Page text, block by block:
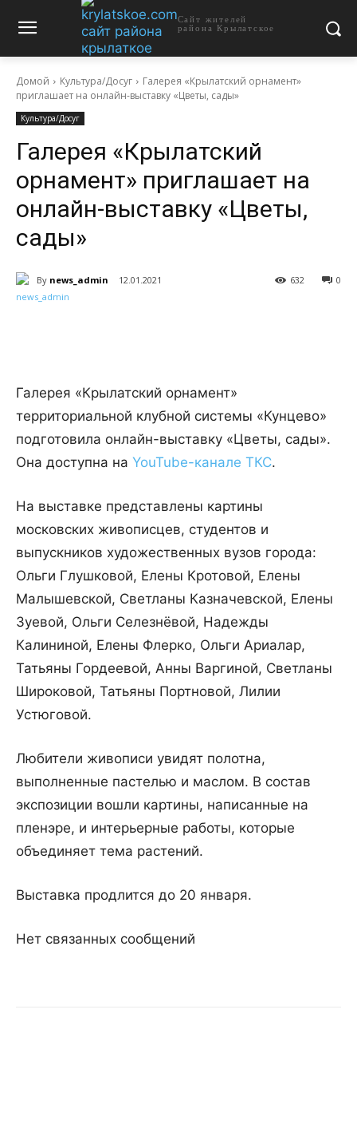
Сайт жителей
района Крылатское
Домой Культура/Досуг
Галерея «Крылатский орнамент»
приглашает на онлайн-выставку «Цветы, сады»
Культура/Досуг
Галерея «Крылатский
орнамент» приглашает на
онлайн-выставку «Цветы,
сады»
By news_admin 12.01.2021 0
632
Галерея «Крылатский орнамент»
территориальной клубной системы «Кунцево»
подготовила онлайн-выставку «Цветы, сады».
Она доступна на YouTube-канале ТКС.
На выставке представлены картины
московских живописцев, студентов и
выпускников художественных вузов города:
Ольги Глушковой, Елены Кротовой, Елены
Малышевской, Светланы Казначевской, Елены
Зуевой, Ольги Селезнёвой, Надежды
Калининой, Елены Флерко, Ольги Ариалар,
Татьяны Гордеевой, Анны Варгиной, Светланы
Широковой, Татьяны Портновой, Лилии
Устюговой.
Любители живописи увидят полотна,
выполненные пастелью и маслом. В состав
экспозиции вошли картины, написанные на
пленэре, и интерьерные работы, которые
объединяет тема растений.
Выставка продлится до 20 января.
Нет связанных сообщений